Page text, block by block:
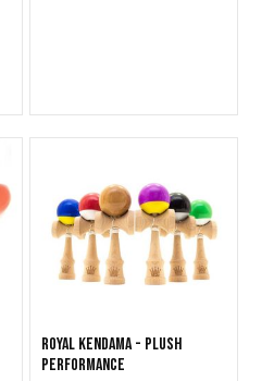
Royal Kendama - Plush
Performance